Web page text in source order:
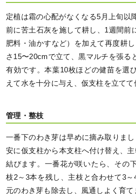
定植は霜の心配がなくなる5月上旬以
前に苦土石灰を施して耕し、1週間前
肥料・油かすなど）を加えて再度耕
さ15〜20cmで立て、黒マルチを張る
有効です。本葉10枚ほどの健苗を選
えて水を十分に与え、仮支柱を立てて
管理・整枝
一番下のわき芽は早めに摘み取りま
安に仮支柱から本支柱へ付け替え、
結びます。一番花が咲いたら、その
枝2～3本を残し、主枝と合わせて3
元のわき芽も除去し、風通しよく育て